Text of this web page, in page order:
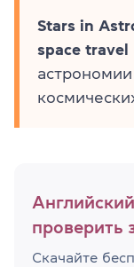
Stars in
space travel
проверить
Скачайте